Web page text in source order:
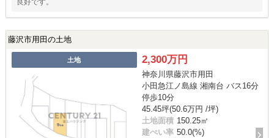
藤沢市用田の土地
土地 2,300万円
神奈川県藤沢市用田
小田急江ノ島線 湘南台 バス16分
停歩10分
45.45坪(50.6万円 /坪)
土地面積 150.25㎡
建ぺい率 50.0(%)